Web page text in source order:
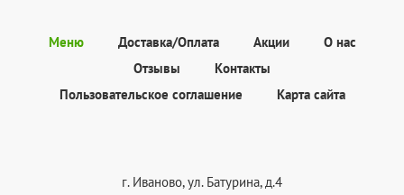
Меню Доставка/Оплата Акции
О нас
Отзывы
Контакты
Пользовательское соглашение
Карта сайта
г. Иваново, ул. Батурина, д.4